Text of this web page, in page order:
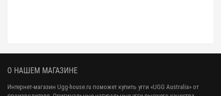
О НАШЕМ МАГАЗИНЕ
Интернет-магазин Ugg-house.ru поможет купить угги «UGG Australia» от